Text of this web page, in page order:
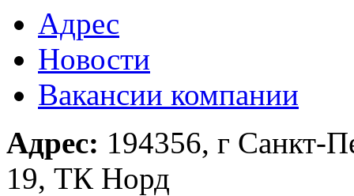
Адрес
Новости
Вакансии компании
Адрес: 194356, г Санкт-
19, ТК Норд